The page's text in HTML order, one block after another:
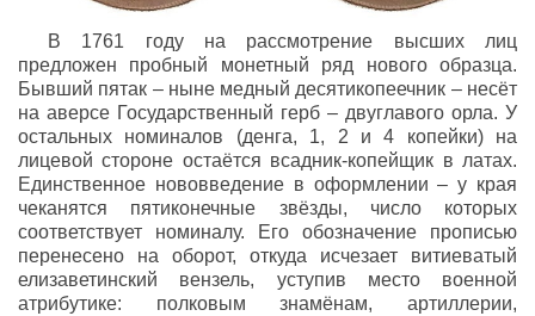
В 1761 году на рассмотрение высших лиц
предложен пробный монетный ряд нового образца.
Бывший пятак – ныне медный десятикопеечник – несёт
на аверсе Государственный герб – двуглавого орла. У
остальных номиналов (денга, 1, 2 и 4 копейки) на
лицевой стороне остаётся всадник-копейщик в латах.
Единственное нововведение в оформлении – у края
чеканятся пятиконечные звёзды, число которых
соответствует номиналу. Его обозначение прописью
перенесено на оборот, откуда исчезает витиеватый
елизаветинский вензель, уступив место военной
атрибутике: полковым знамёнам, артиллерии,